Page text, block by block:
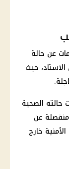
عن حالة
حيث
الصحية
عن
خارج